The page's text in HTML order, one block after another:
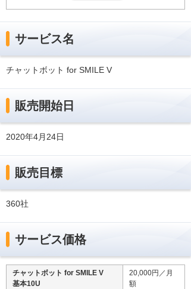
サービス名
チャットボット for SMILE V
販売開始日
2020年4月24日
販売目標
360社
サービス価格
チャットボット for SMILE V
基本10U
20,000円／月
額